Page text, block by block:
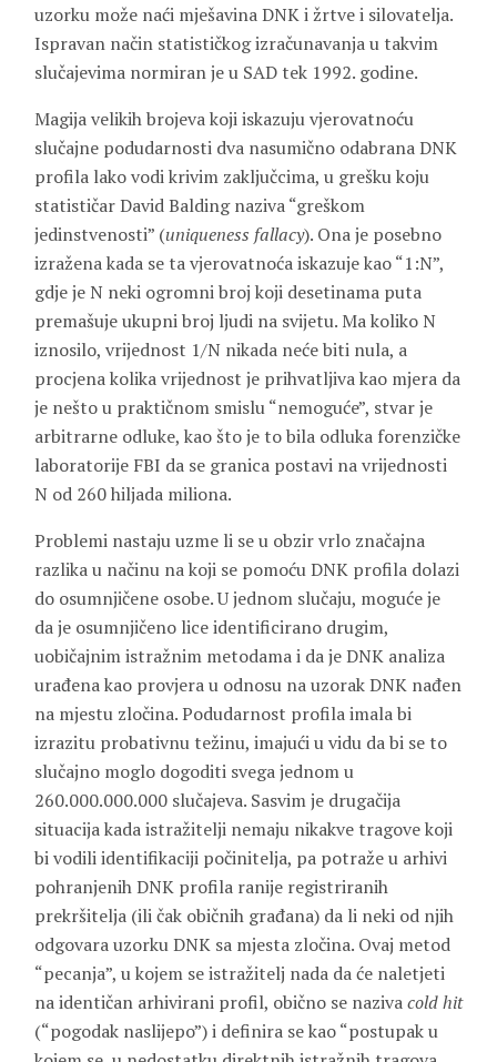
uzorku može naći mješavina DNK i žrtve i silovatelja.
Ispravan način statističkog izračunavanja u takvim
slučajevima normiran je u SAD tek 1992. godine.
Magija velikih brojeva koji iskazuju vjerovatnoću
slučajne podudarnosti dva nasumično odabrana DNK
profila lako vodi krivim zaključcima, u grešku koju
statističar David Balding naziva “greškom
jedinstvenosti” (uniqueness fallacy). Ona je posebno
izražena kada se ta vjerovatnoća iskazuje kao “1:N”,
gdje je N neki ogromni broj koji desetinama puta
premašuje ukupni broj ljudi na svijetu. Ma koliko N
iznosilo, vrijednost 1/N nikada neće biti nula, a
procjena kolika vrijednost je prihvatljiva kao mjera da
je nešto u praktičnom smislu “nemoguće”, stvar je
arbitrarne odluke, kao što je to bila odluka forenzičke
laboratorije FBI da se granica postavi na vrijednosti
N od 260 hiljada miliona.
Problemi nastaju uzme li se u obzir vrlo značajna
razlika u načinu na koji se pomoću DNK profila dolazi
do osumnjičene osobe. U jednom slučaju, moguće je
da je osumnjičeno lice identificirano drugim,
uobičajnim istražnim metodama i da je DNK analiza
urađena kao provjera u odnosu na uzorak DNK nađen
na mjestu zločina. Podudarnost profila imala bi
izrazitu probativnu težinu, imajući u vidu da bi se to
slučajno moglo dogoditi svega jednom u
260.000.000.000 slučajeva. Sasvim je drugačija
situacija kada istražitelji nemaju nikakve tragove koji
bi vodili identifikaciji počinitelja, pa potraže u arhivi
pohranjenih DNK profila ranije registriranih
prekršitelja (ili čak običnih građana) da li neki od njih
odgovara uzorku DNK sa mjesta zločina. Ovaj metod
“pecanja”, u kojem se istražitelj nada da će naletjeti
na identičan arhivirani profil, obično se nazivacold hit
(“pogodak naslijepo”) i definira se kao “postupak u